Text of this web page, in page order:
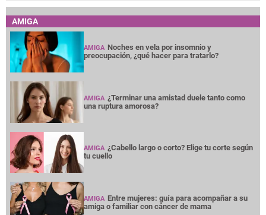
AMIGA
AMIGA Noches en vela por insomnio y
preocupación, ¿qué hacer para tratarlo?
AMIGA ¿Terminar una amistad duele tanto como
una ruptura amorosa?
AMIGA ¿Cabello largo o corto? Elige tu corte según
tu cuello
AMIGA Entre mujeres: guía para acompañar a su
amiga o familiar con cáncer de mama